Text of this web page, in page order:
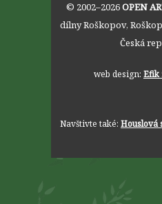
© 2002–2026OPEN
dílny Roškopov,
Česká
web design: Efik
Navštivte také: Houslová